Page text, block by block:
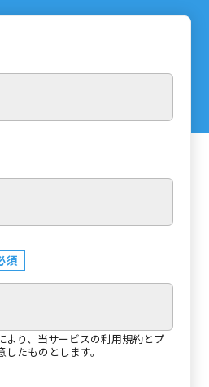
須
より、当サービスの利用規約と プ
したものとします。